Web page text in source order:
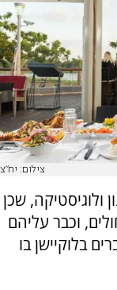
צילום: יח"צ
ולוגיסטיקה, שכן
וכבר עליהם
בלוקיישן בו